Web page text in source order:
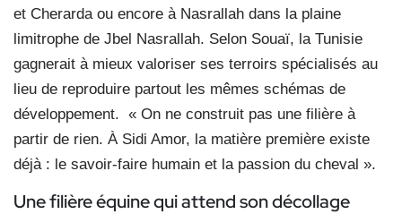
et Cherarda ou encore à Nasrallah dans la plaine
limitrophe de Jbel Nasrallah. Selon Souaï, la Tunisie
gagnerait à mieux valoriser ses terroirs spécialisés au
lieu de reproduire partout les mêmes schémas de
développement. « On ne construit pas une filière à
partir de rien. À Sidi Amor, la matière première existe
déjà : le savoir-faire humain et la passion du cheval ».
Une filière équine qui attend son décollage